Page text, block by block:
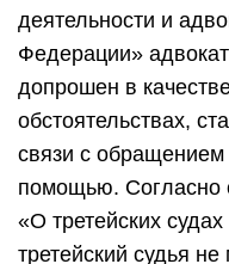
деятельности и
Федерации»
допрошен в
обстоятельствах,
связи с
помощью. Согласно
«О третейских
третейский судья